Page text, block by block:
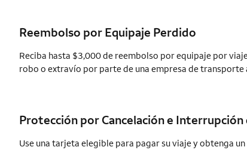
Reembolso por Equipaje Perdido
Reciba hasta $3,000 de reembolso por equipaje por
robo o extravío por parte de una empresa de
Protección por Cancelación e Interrupción
Use una tarjeta elegible para pagar su viaje y obtenga